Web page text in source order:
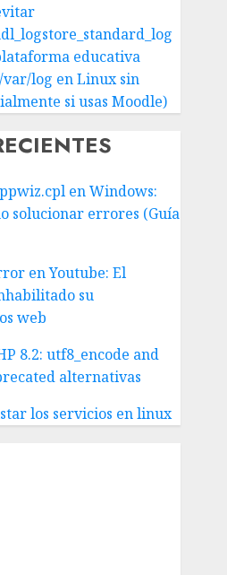
educativa
log en Linux sin
si usas Moodle)
en Windows:
solucionar errores (Guía
en Youtube: El
su
web
8.2: utf8_encode and
alternativas
los servicios en linux